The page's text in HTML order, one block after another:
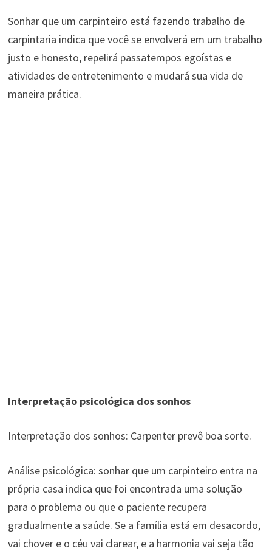
Sonhar que um carpinteiro está fazendo trabalho de
carpintaria indica que você se envolverá em um trabalho
justo e honesto, repelirá passatempos egoístas e
atividades de entretenimento e mudará sua vida de
maneira prática.
Interpretação psicológica dos sonhos
Interpretação dos sonhos: Carpenter prevê boa sorte.
Análise psicológica: sonhar que um carpinteiro entra na
própria casa indica que foi encontrada uma solução
para o problema ou que o paciente recupera
gradualmente a saúde. Se a família está em desacordo,
vai chover e o céu vai clarear, e a harmonia vai seja tão